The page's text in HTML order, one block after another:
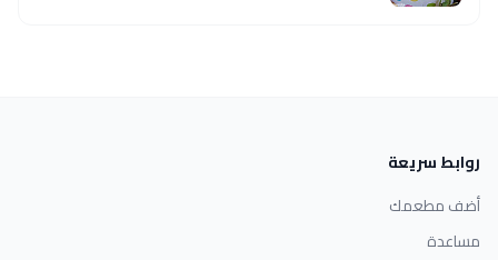
روابط سريعة
أضف مطعمك
مساعدة